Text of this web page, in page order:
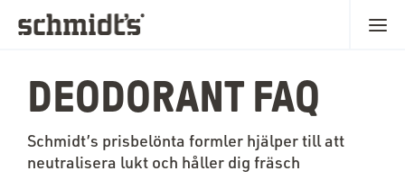
DEODORANT FAQ
Schmidt’s prisbelönta formler hjälper till att
neutralisera lukt och håller dig fräsch